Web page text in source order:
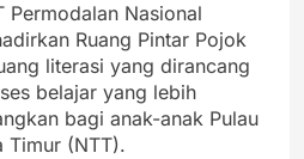
Permodalan Nasional
Ruang Pintar Pojok
literasi yang dirancang
belajar yang lebih
bagi anak-anak Pulau
Timur (NTT).